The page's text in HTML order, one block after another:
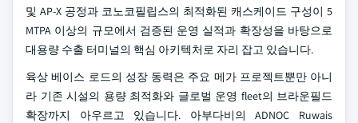
및 AP-X 공정과 코노코필립스의 최적화된 캐스케이드 구성이 5
MTPA 이상의 규모에서 검증된 운영 실적과 확장성을 바탕으로
대용량 수출 터미널의 핵심 아키텍처로 자리 잡고 있습니다.
육상 베이스 로드의 성장 동력은 주요 메가 프로젝트뿐만 아니
라 기존 시설의 용량 최적화와 글로벌 운영 fleet의 브라운필드
확장까지 아우르고 있습니다. 아부다비의 ADNOC Ruwais